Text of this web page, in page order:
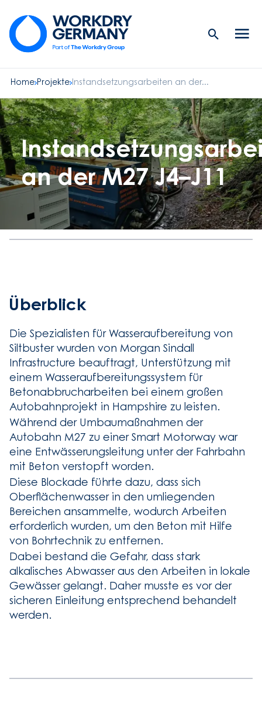
Search
Home Projekte Instandsetzungsarbeiten an der...
an der M27 J4–J11
Überblick
Die Spezialisten für Wasseraufbereitung von
Siltbuster wurden von Morgan Sindall
Infrastructure beauftragt, Unterstützung mit
einem Wasseraufbereitungssystem für
Betonabbrucharbeiten bei einem großen
Autobahnprojekt in Hampshire zu leisten.
Während der Umbaumaßnahmen der
Autobahn M27 zu einer Smart Motorway war
eine Entwässerungsleitung unter der Fahrbahn
mit Beton verstopft worden.
Diese Blockade führte dazu, dass sich
Oberflächenwasser in den umliegenden
Bereichen ansammelte, wodurch Arbeiten
erforderlich wurden, um den Beton mit Hilfe
von Bohrtechnik zu entfernen.
Dabei bestand die Gefahr, dass stark
alkalisches Abwasser aus den Arbeiten in lokale
Gewässer gelangt. Daher musste es vor der
sicheren Einleitung entsprechend behandelt
werden.